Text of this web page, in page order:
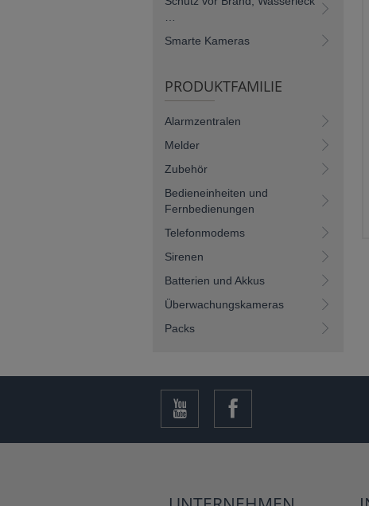
Smarte Kameras
PRODUKTFAMILIE
Alarmzentralen
Melder
Zubehör
Bedieneinheiten und
Fernbedienungen
Telefonmodems
Sirenen
Batterien und Akkus
Überwachungskameras
Packs